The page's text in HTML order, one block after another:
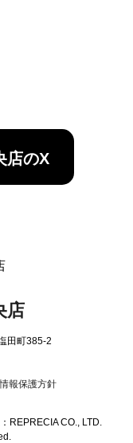
店のX
店
田町385-2
報保護方針
REPRECIA CO., LTD.